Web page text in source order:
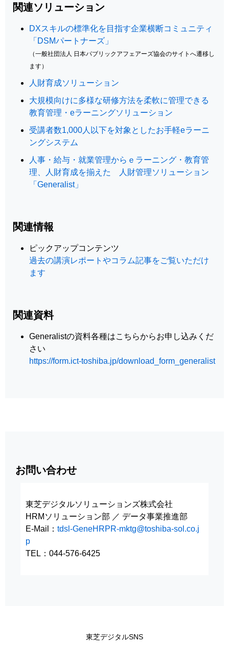
関連ソリューション
DXスキルの標準化を目指す企業横断コミュニティ
「DSMパートナーズ」
（一般社団法人 日本パブリックアフェアーズ協会のサイトへ遷移し
ます）
人財育成ソリューション
大規模向けに多様な研修方法を柔軟に管理できる
教育管理・eラーニングソリューション
受講者数1,000人以下を対象としたお手軽eラーニ
ングシステム
人事・給与・就業管理からｅラーニング・教育管
理、人財育成を揃えた 人財管理ソリューション
「Generalist」
関連情報
ピックアップコンテンツ
過去の講演レポートやコラム記事をご覧いただけ
ます
関連資料
Generalistの資料各種はこちらからお申し込みくだ
さい
https://form.ict-toshiba.jp/download_form_generalist
お問い合わせ
東芝デジタルソリューションズ株式会社
HRMソリューション部 ／ データ事業推進部
E-Mail： tdsl-GeneHRPR-mktg@toshiba-sol.co.j
p
TEL：044-576-6425
東芝デジタルSNS